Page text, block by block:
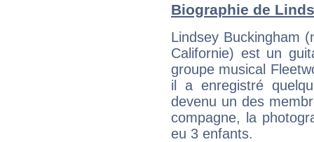
Biographie de
Lindsey Buckingham
Californie) est un
groupe musical
il a enregistré
devenu un des
compagne, la
eu 3 enfants.